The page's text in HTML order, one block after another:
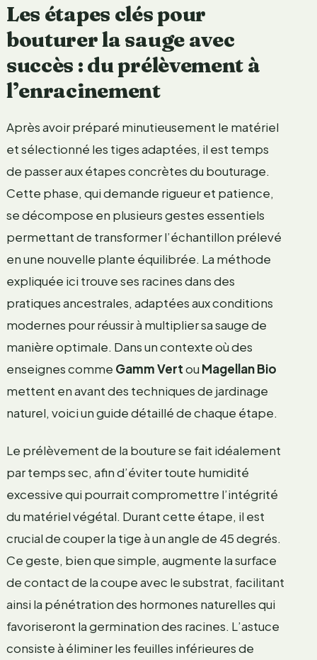
Les étapes clés pour
bouturer la sauge avec
succès : du prélèvement à
l’enracinement
Après avoir préparé minutieusement le matériel
et sélectionné les tiges adaptées, il est temps
de passer aux étapes concrètes du bouturage.
Cette phase, qui demande rigueur et patience,
se décompose en plusieurs gestes essentiels
permettant de transformer l’échantillon prélevé
en une nouvelle plante équilibrée. La méthode
expliquée ici trouve ses racines dans des
pratiques ancestrales, adaptées aux conditions
modernes pour réussir à multiplier sa sauge de
manière optimale. Dans un contexte où des
enseignes comme Gamm Vertou Magellan Bio
mettent en avant des techniques de jardinage
naturel, voici un guide détaillé de chaque étape.
Le prélèvement de la bouture se fait idéalement
par temps sec, afin d’éviter toute humidité
excessive qui pourrait compromettre l’intégrité
du matériel végétal. Durant cette étape, il est
crucial de couper la tige à un angle de 45 degrés.
Ce geste, bien que simple, augmente la surface
de contact de la coupe avec le substrat, facilitant
ainsi la pénétration des hormones naturelles qui
favoriseront la germination des racines. L’astuce
consiste à éliminer les feuilles inférieures de